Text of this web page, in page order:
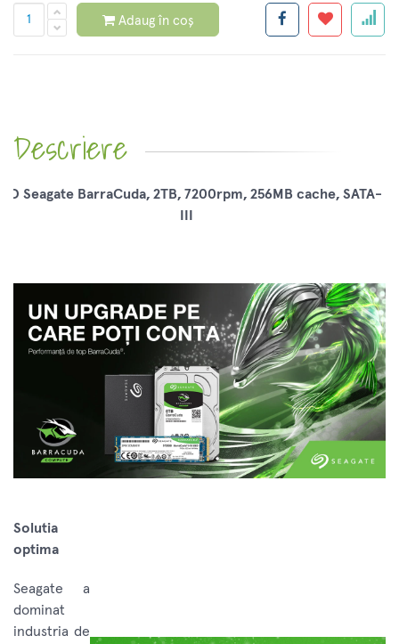
Adaug în coș
Descriere
Seagate BarraCuda, 2TB, 7200rpm, 256MB cache, SATA-
Solutia
optima
Seagate a
dominat
industria de